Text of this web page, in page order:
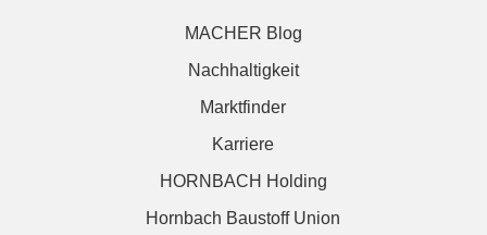
MACHER Blog
Nachhaltigkeit
Marktfinder
Karriere
HORNBACH Holding
Hornbach Baustoff Union